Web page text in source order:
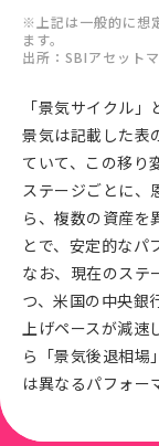
「景気サイクル
景気は記載した表
ていて、この移り
ステージごとに、
ら、複数の資産を
とで、安定的なパ
なお、現在のステ
つ、米国の中央銀
上げペースが減速
ら「景気後退相場
は異なるパフォー
※上記は一般的に想
ます。
出所：SBIアセット